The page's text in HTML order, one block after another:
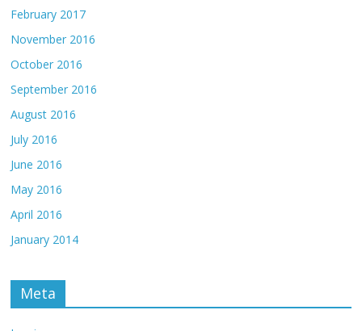
February 2017
November 2016
October 2016
September 2016
August 2016
July 2016
June 2016
May 2016
April 2016
January 2014
Meta